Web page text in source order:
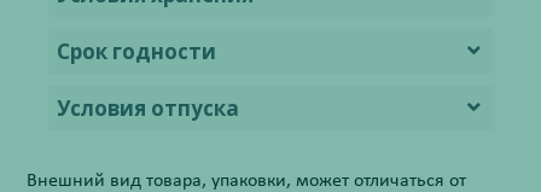
Срок годности
Условия отпуска
Внешний вид товара, упаковки, может отличаться от